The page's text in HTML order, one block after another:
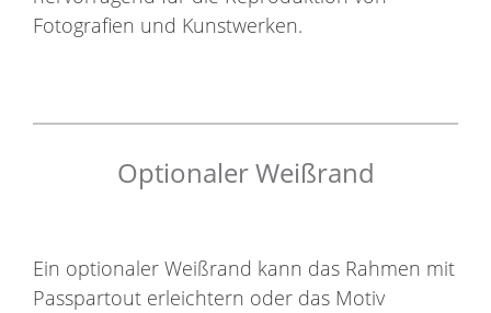
Fotografien und Kunstwerken.
Optionaler Weißrand
Ein optionaler Weißrand kann das Rahmen mit
Passpartout erleichtern oder das Motiv